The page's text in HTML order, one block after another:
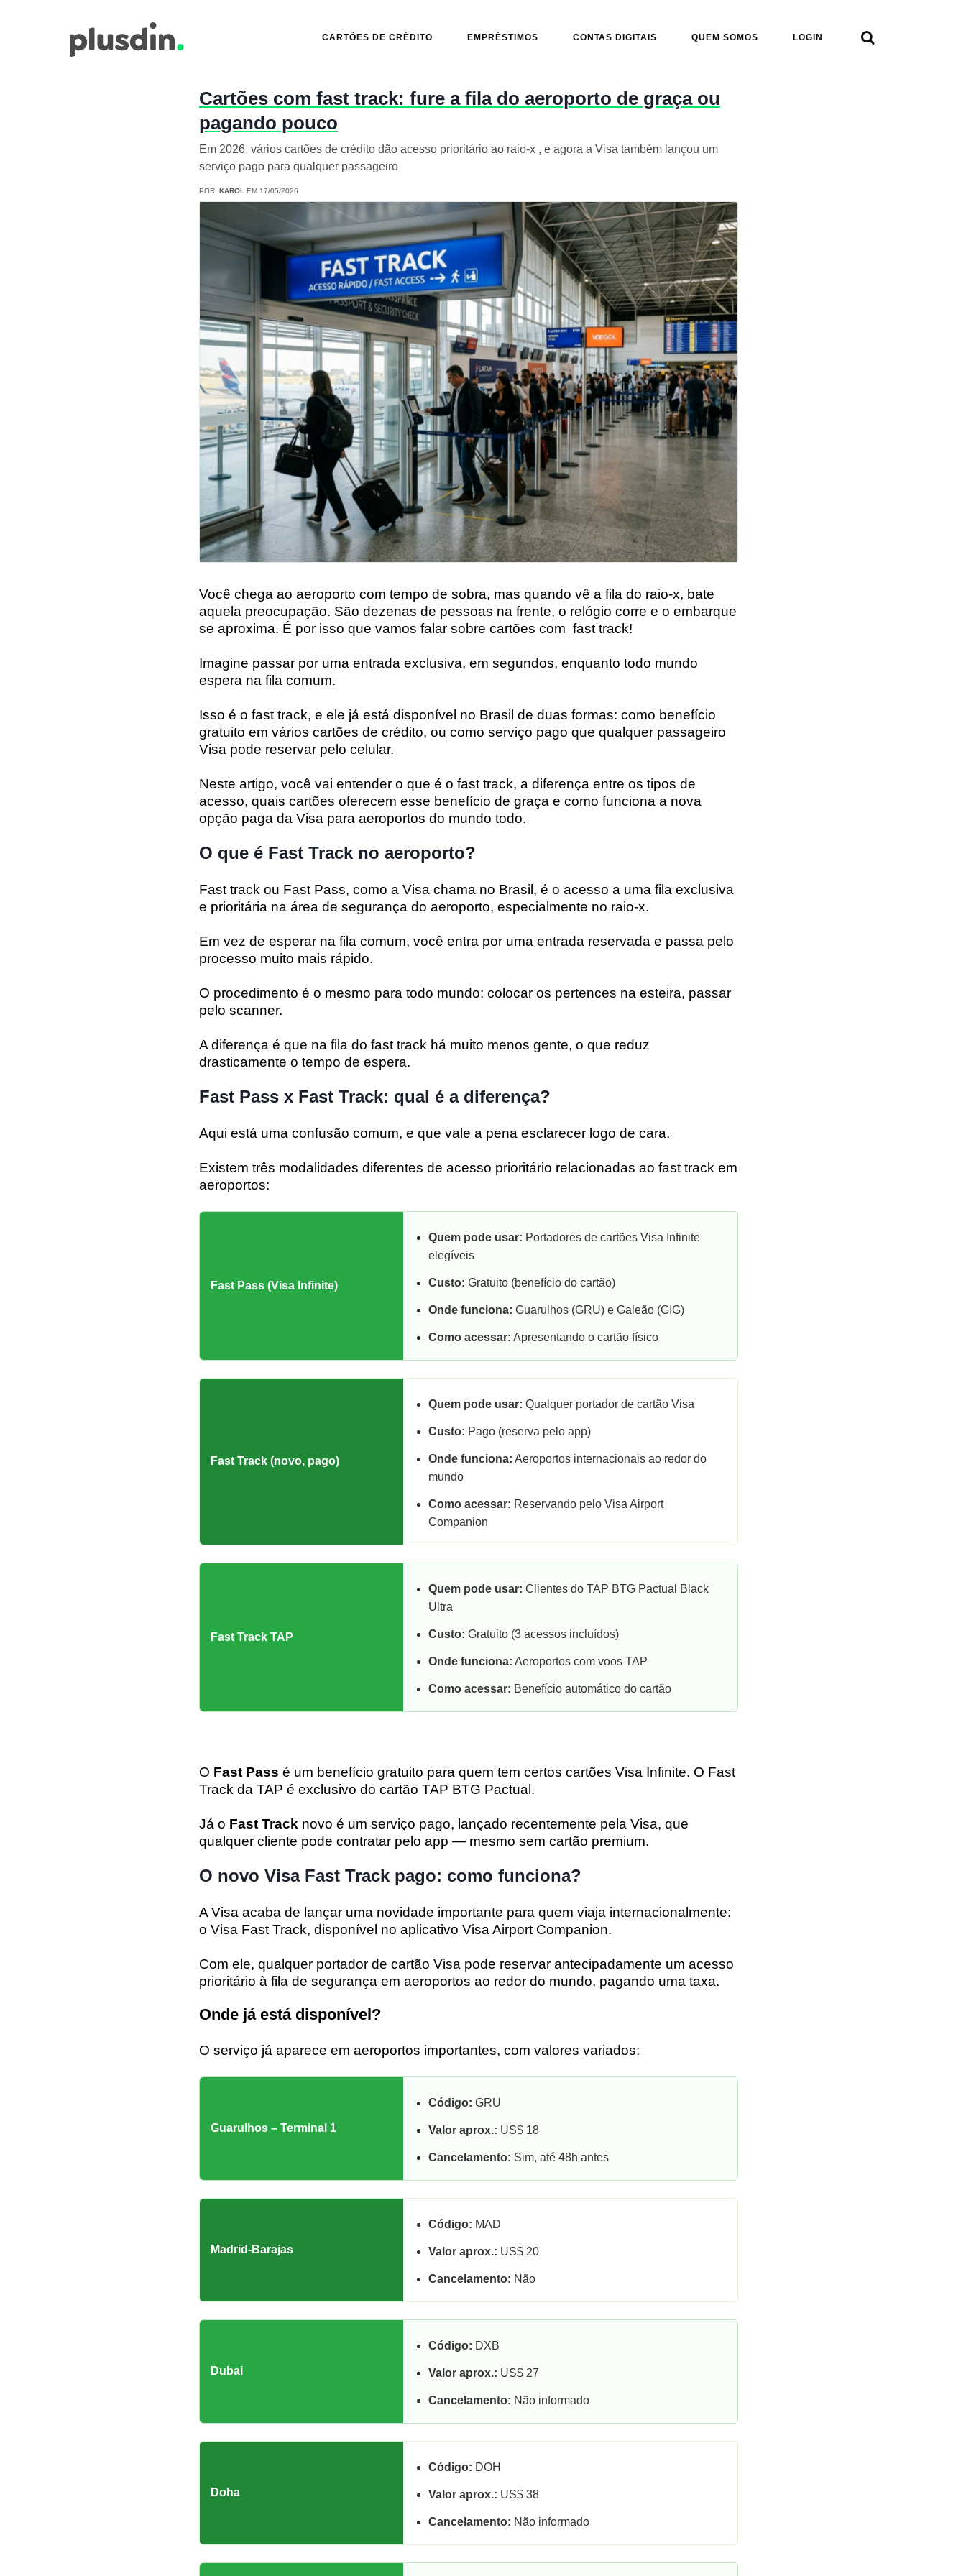
CARTÕES DE CRÉDITO EMPRÉSTIMOS CONTAS DIGITAIS QUEM SOMOS LOGIN 
Cartões com fast track: fure a fila do aeroporto de graça ou
pagando pouco
Em 2026, vários cartões de crédito dão acesso prioritário ao raio-x , e agora a Visa também lançou um
serviço pago para qualquer passageiro
POR: KAROL EM 17/05/2026
Você chega ao aeroporto com tempo de sobra, mas quando vê a fila do raio-x, bate
aquela preocupação. São dezenas de pessoas na frente, o relógio corre e o embarque
se aproxima. É por isso que vamos falar sobre cartões com fast track!
Imagine passar por uma entrada exclusiva, em segundos, enquanto todo mundo
espera na fila comum.
Isso é o fast track, e ele já está disponível no Brasil de duas formas: como benefício
gratuito em vários cartões de crédito, ou como serviço pago que qualquer passageiro
Visa pode reservar pelo celular.
Neste artigo, você vai entender o que é o fast track, a diferença entre os tipos de
acesso, quais cartões oferecem esse benefício de graça e como funciona a nova
opção paga da Visa para aeroportos do mundo todo.
O que é Fast Track no aeroporto?
Fast track ou Fast Pass, como a Visa chama no Brasil, é o acesso a uma fila exclusiva
e prioritária na área de segurança do aeroporto, especialmente no raio-x.
Em vez de esperar na fila comum, você entra por uma entrada reservada e passa pelo
processo muito mais rápido.
O procedimento é o mesmo para todo mundo: colocar os pertences na esteira, passar
pelo scanner.
A diferença é que na fila do fast track há muito menos gente, o que reduz
drasticamente o tempo de espera.
Fast Pass x Fast Track: qual é a diferença?
Aqui está uma confusão comum, e que vale a pena esclarecer logo de cara.
Existem três modalidades diferentes de acesso prioritário relacionadas ao fast track em
aeroportos:
Fast Pass (Visa Infinite)
Quem pode usar: Portadores de cartões Visa Infinite
elegíveis
Custo: Gratuito (benefício do cartão)
Onde funciona: Guarulhos (GRU) e Galeão (GIG)
Como acessar: Apresentando o cartão físico
Fast Track (novo, pago)
Quem pode usar: Qualquer portador de cartão Visa
Custo: Pago (reserva pelo app)
Onde funciona: Aeroportos internacionais ao redor do
mundo
Como acessar: Reservando pelo Visa Airport
Companion
Fast Track TAP
Quem pode usar: Clientes do TAP BTG Pactual Black
Ultra
Custo: Gratuito (3 acessos incluídos)
Onde funciona: Aeroportos com voos TAP
Como acessar: Benefício automático do cartão
O Fast Pass é um benefício gratuito para quem tem certos cartões Visa Infinite. O Fast
Track da TAP é exclusivo do cartão TAP BTG Pactual.
Já o Fast Track novo é um serviço pago, lançado recentemente pela Visa, que
qualquer cliente pode contratar pelo app — mesmo sem cartão premium.
O novo Visa Fast Track pago: como funciona?
A Visa acaba de lançar uma novidade importante para quem viaja internacionalmente:
o Visa Fast Track, disponível no aplicativo Visa Airport Companion.
Com ele, qualquer portador de cartão Visa pode reservar antecipadamente um acesso
prioritário à fila de segurança em aeroportos ao redor do mundo, pagando uma taxa.
Onde já está disponível?
O serviço já aparece em aeroportos importantes, com valores variados:
Guarulhos – Terminal 1
Código: GRU
Valor aprox.: US$ 18
Cancelamento: Sim, até 48h antes
Madrid-Barajas
Código: MAD
Valor aprox.: US$ 20
Cancelamento: Não
Dubai
Código: DXB
Valor aprox.: US$ 27
Cancelamento: Não informado
Doha
Código: DOH
Valor aprox.: US$ 38
Cancelamento: Não informado